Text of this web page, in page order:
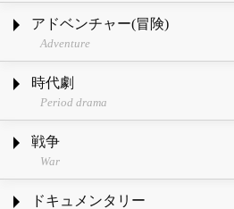
アドベンチャー(冒険)
Adventure
時代劇
Period drama
戦争
War
ドキュメンタリー